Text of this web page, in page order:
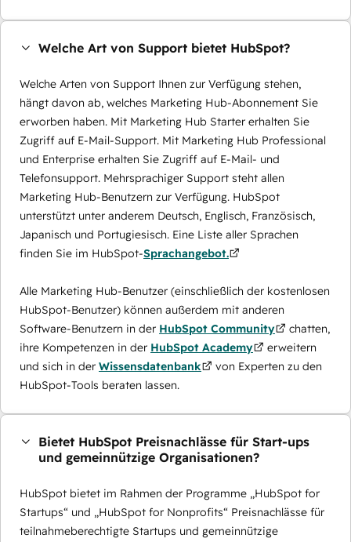
Welche Art von Support bietet HubSpot?
Welche Arten von Support Ihnen zur Verfügung stehen,
hängt davon ab, welches Marketing Hub-Abonnement Sie
erworben haben. Mit Marketing Hub Starter erhalten Sie
Zugriff auf E-Mail-Support. Mit Marketing Hub Professional
und Enterprise erhalten Sie Zugriff auf E-Mail- und
Telefonsupport. Mehrsprachiger Support steht allen
Marketing Hub-Benutzern zur Verfügung. HubSpot
unterstützt unter anderem Deutsch, Englisch, Französisch,
Japanisch und Portugiesisch. Eine Liste aller Sprachen
finden Sie im HubSpot-Sprachangebot.
Alle Marketing Hub-Benutzer (einschließlich der kostenlosen
HubSpot-Benutzer) können außerdem mit anderen
Software-Benutzern in der HubSpot Community
chatten,
ihre Kompetenzen in der HubSpot Academy
erweitern
und sich in der Wissensdatenbank
von Experten zu den
HubSpot-Tools beraten lassen.
Bietet HubSpot Preisnachlässe für Start-ups
und gemeinnützige Organisationen?
HubSpot bietet im Rahmen der Programme „HubSpot for
Startups“ und „HubSpot for Nonprofits“ Preisnachlässe für
teilnahmeberechtigte Startups und gemeinnützige